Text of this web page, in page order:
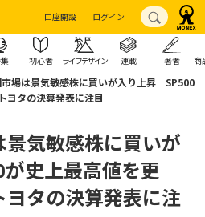
口座開設 ログイン
初心者 ライフデザイン 連載 著者 商
市場は景気敏感株に買いが入り上昇 SP500
タの決算発表に注目
景気敏感株に買いが
史上最高値を更
タの決算発表に注